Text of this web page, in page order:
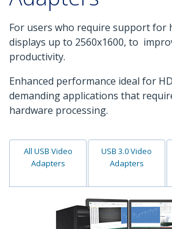
For users who require support for
displays up to 2560x1600, to
productivity.
Enhanced performance ideal for
demanding applications that
hardware processing.
All USB Video
Adapters
USB 3.0 Video
Adapters